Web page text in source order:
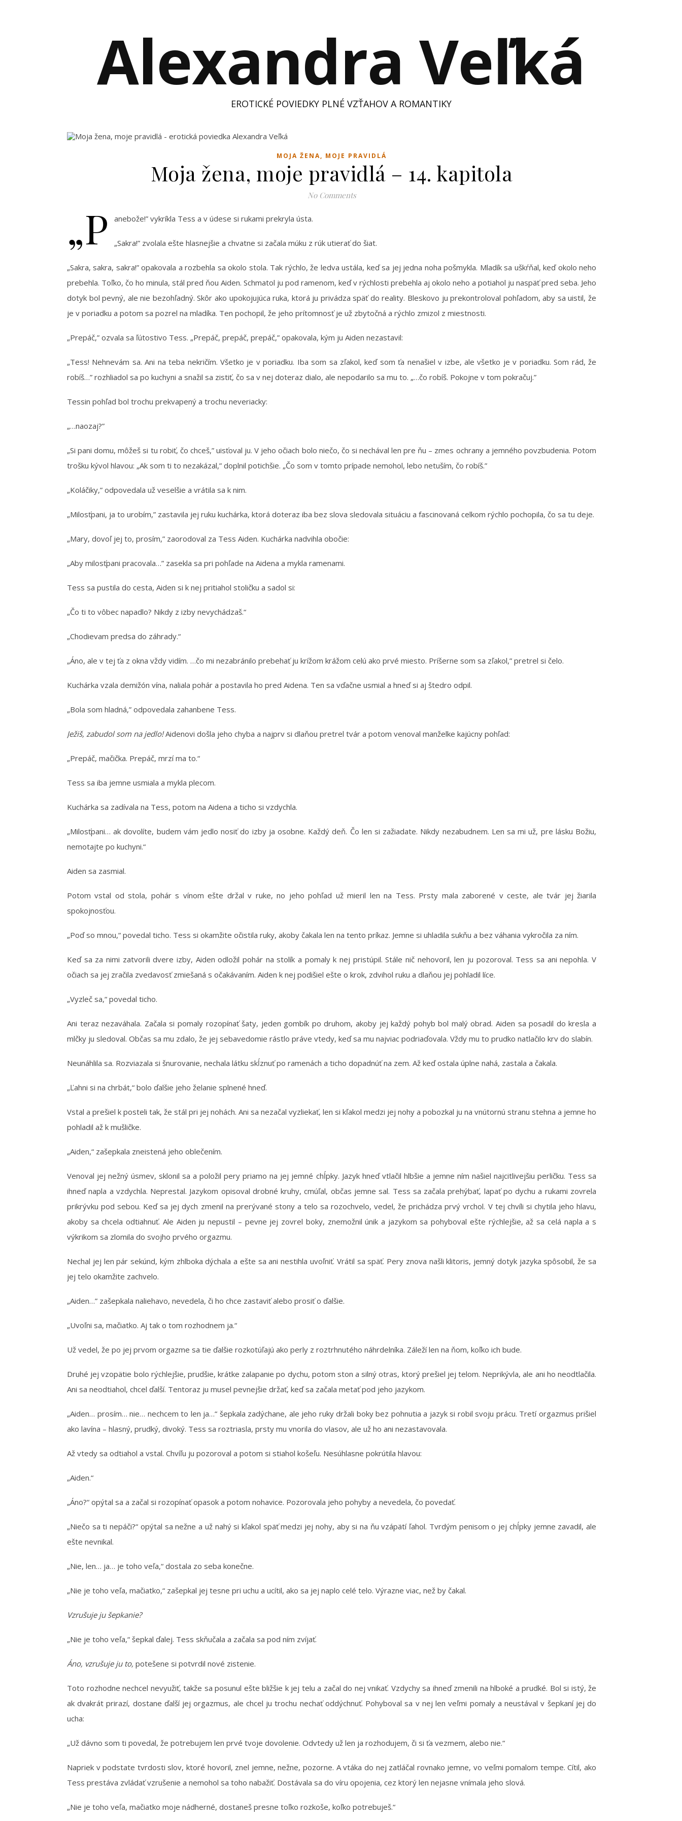
Alexandra Veľká
EROTICKÉ POVIEDKY PLNÉ VZŤAHOV A ROMANTIKY
MOJA ŽENA, MOJE PRAVIDLÁ
Moja žena, moje pravidlá – 14. kapitola
No Comments
„P anebože!” vykríkla Tess a v údese si rukami prekryla ústa.
„Sakra!” zvolala ešte hlasnejšie a chvatne si začala múku z rúk utierať do šiat.
„Sakra, sakra, sakra!” opakovala a rozbehla sa okolo stola. Tak rýchlo, že ledva ustála, keď sa jej jedna noha pošmykla. Mladík sa uškŕňal, keď okolo neho
prebehla. Toľko, čo ho minula, stál pred ňou Aiden. Schmatol ju pod ramenom, keď v rýchlosti prebehla aj okolo neho a potiahol ju naspäť pred seba. Jeho
dotyk bol pevný, ale nie bezohľadný. Skôr ako upokojujúca ruka, ktorá ju privádza späť do reality. Bleskovo ju prekontroloval pohľadom, aby sa uistil, že
je v poriadku a potom sa pozrel na mladíka. Ten pochopil, že jeho prítomnosť je už zbytočná a rýchlo zmizol z miestnosti.
„Prepáč,” ozvala sa ľútostivo Tess. „Prepáč, prepáč, prepáč,” opakovala, kým ju Aiden nezastavil:
„Tess! Nehnevám sa. Ani na teba nekričím. Všetko je v poriadku. Iba som sa zľakol, keď som ťa nenašiel v izbe, ale všetko je v poriadku. Som rád, že
robíš…” rozhliadol sa po kuchyni a snažil sa zistiť, čo sa v nej doteraz dialo, ale nepodarilo sa mu to. „…čo robíš. Pokojne v tom pokračuj.”
Tessin pohľad bol trochu prekvapený a trochu neveriacky:
„…naozaj?”
„Si pani domu, môžeš si tu robiť, čo chceš,” uisťoval ju. V jeho očiach bolo niečo, čo si nechával len pre ňu – zmes ochrany a jemného povzbudenia. Potom
trošku kývol hlavou: „Ak som ti to nezakázal,” doplnil potichšie. „Čo som v tomto prípade nemohol, lebo netuším, čo robíš.”
„Koláčiky,” odpovedala už veselšie a vrátila sa k nim.
„Milosťpani, ja to urobím,” zastavila jej ruku kuchárka, ktorá doteraz iba bez slova sledovala situáciu a fascinovaná celkom rýchlo pochopila, čo sa tu deje.
„Mary, dovoľ jej to, prosím,” zaorodoval za Tess Aiden. Kuchárka nadvihla obočie:
„Aby milosťpani pracovala…” zasekla sa pri pohľade na Aidena a mykla ramenami.
Tess sa pustila do cesta, Aiden si k nej pritiahol stoličku a sadol si:
„Čo ti to vôbec napadlo? Nikdy z izby nevychádzaš.“
„Chodievam predsa do záhrady.“
„Áno, ale v tej ťa z okna vždy vidím. …čo mi nezabránilo prebehať ju krížom krážom celú ako prvé miesto. Príšerne som sa zľakol,” pretrel si čelo.
Kuchárka vzala demižón vína, naliala pohár a postavila ho pred Aidena. Ten sa vďačne usmial a hneď si aj štedro odpil.
„Bola som hladná,” odpovedala zahanbene Tess.
Ježiš, zabudol som na jedlo!Aidenovi došla jeho chyba a najprv si dlaňou pretrel tvár a potom venoval manželke kajúcny pohľad:
„Prepáč, mačička. Prepáč, mrzí ma to.“
Tess sa iba jemne usmiala a mykla plecom.
Kuchárka sa zadívala na Tess, potom na Aidena a ticho si vzdychla.
„Milosťpani… ak dovolíte, budem vám jedlo nosiť do izby ja osobne. Každý deň. Čo len si zažiadate. Nikdy nezabudnem. Len sa mi už, pre lásku Božiu,
nemotajte po kuchyni.“
Aiden sa zasmial.
Potom vstal od stola, pohár s vínom ešte držal v ruke, no jeho pohľad už mieril len na Tess. Prsty mala zaborené v ceste, ale tvár jej žiarila
spokojnosťou.
„Poď so mnou,“ povedal ticho. Tess si okamžite očistila ruky, akoby čakala len na tento príkaz. Jemne si uhladila sukňu a bez váhania vykročila za ním.
Keď sa za nimi zatvorili dvere izby, Aiden odložil pohár na stolík a pomaly k nej pristúpil. Stále nič nehovoril, len ju pozoroval. Tess sa ani nepohla. V
očiach sa jej zračila zvedavosť zmiešaná s očakávaním. Aiden k nej podišiel ešte o krok, zdvihol ruku a dlaňou jej pohladil líce.
„Vyzleč sa,“ povedal ticho.
Ani teraz nezaváhala. Začala si pomaly rozopínať šaty, jeden gombík po druhom, akoby jej každý pohyb bol malý obrad. Aiden sa posadil do kresla a
mlčky ju sledoval. Občas sa mu zdalo, že jej sebavedomie rástlo práve vtedy, keď sa mu najviac podriaďovala. Vždy mu to prudko natlačilo krv do slabín.
Neunáhlila sa. Rozviazala si šnurovanie, nechala látku skĺznuť po ramenách a ticho dopadnúť na zem. Až keď ostala úplne nahá, zastala a čakala.
„Ľahni si na chrbát,“ bolo ďalšie jeho želanie splnené hneď.
Vstal a prešiel k posteli tak, že stál pri jej nohách. Ani sa nezačal vyzliekať, len si kľakol medzi jej nohy a pobozkal ju na vnútornú stranu stehna a jemne ho
pohladil až k mušličke.
„Aiden,“ zašepkala zneistená jeho oblečením.
Venoval jej nežný úsmev, sklonil sa a položil pery priamo na jej jemné chĺpky. Jazyk hneď vtlačil hlbšie a jemne ním našiel najcitlivejšiu perličku. Tess sa
ihneď napla a vzdychla. Neprestal. Jazykom opisoval drobné kruhy, cmúľal, občas jemne sal. Tess sa začala prehýbať, lapať po dychu a rukami zovrela
prikrývku pod sebou. Keď sa jej dych zmenil na prerývané stony a telo sa rozochvelo, vedel, že prichádza prvý vrchol. V tej chvíli si chytila jeho hlavu,
akoby sa chcela odtiahnuť. Ale Aiden ju nepustil – pevne jej zovrel boky, znemožnil únik a jazykom sa pohyboval ešte rýchlejšie, až sa celá napla a s
výkrikom sa zlomila do svojho prvého orgazmu.
Nechal jej len pár sekúnd, kým zhlboka dýchala a ešte sa ani nestihla uvoľniť. Vrátil sa späť. Pery znova našli klitoris, jemný dotyk jazyka spôsobil, že sa
jej telo okamžite zachvelo.
„Aiden…” zašepkala naliehavo, nevedela, či ho chce zastaviť alebo prosiť o ďalšie.
„Uvoľni sa, mačiatko. Aj tak o tom rozhodnem ja.“
Už vedel, že po jej prvom orgazme sa tie ďalšie rozkotúľajú ako perly z roztrhnutého náhrdelníka. Záleží len na ňom, koľko ich bude.
Druhé jej vzopätie bolo rýchlejšie, prudšie, krátke zalapanie po dychu, potom ston a silný otras, ktorý prešiel jej telom. Neprikývla, ale ani ho neodtlačila.
Ani sa neodtiahol, chcel ďalší. Tentoraz ju musel pevnejšie držať, keď sa začala metať pod jeho jazykom.
„Aiden… prosím… nie… nechcem to len ja…“ šepkala zadýchane, ale jeho ruky držali boky bez pohnutia a jazyk si robil svoju prácu. Tretí orgazmus prišiel
ako lavína – hlasný, prudký, divoký. Tess sa roztriasla, prsty mu vnorila do vlasov, ale už ho ani nezastavovala.
Až vtedy sa odtiahol a vstal. Chvíľu ju pozoroval a potom si stiahol košeľu. Nesúhlasne pokrútila hlavou:
„Aiden.“
„Áno?“ opýtal sa a začal si rozopínať opasok a potom nohavice. Pozorovala jeho pohyby a nevedela, čo povedať.
„Niečo sa ti nepáči?“ opýtal sa nežne a už nahý si kľakol späť medzi jej nohy, aby si na ňu vzápätí ľahol. Tvrdým penisom o jej chĺpky jemne zavadil, ale
ešte nevnikal.
„Nie, len… ja… je toho veľa,“ dostala zo seba konečne.
„Nie je toho veľa, mačiatko,“ zašepkal jej tesne pri uchu a ucítil, ako sa jej naplo celé telo. Výrazne viac, než by čakal.
Vzrušuje ju šepkanie?
„Nie je toho veľa,“ šepkal ďalej. Tess skňučala a začala sa pod ním zvíjať.
Áno, vzrušuje ju to, potešene si potvrdil nové zistenie.
Toto rozhodne nechcel nevyužiť, takže sa posunul ešte bližšie k jej telu a začal do nej vnikať. Vzdychy sa ihneď zmenili na hlboké a prudké. Bol si istý, že
ak dvakrát prirazí, dostane ďalší jej orgazmus, ale chcel ju trochu nechať oddýchnuť. Pohyboval sa v nej len veľmi pomaly a neustával v šepkaní jej do
ucha:
„Už dávno som ti povedal, že potrebujem len prvé tvoje dovolenie. Odvtedy už len ja rozhodujem, či si ťa vezmem, alebo nie.“
Napriek v podstate tvrdosti slov, ktoré hovoril, znel jemne, nežne, pozorne. A vtáka do nej zatláčal rovnako jemne, vo veľmi pomalom tempe. Cítil, ako
Tess prestáva zvládať vzrušenie a nemohol sa toho nabažiť. Dostávala sa do víru opojenia, cez ktorý len nejasne vnímala jeho slová.
„Nie je toho veľa, mačiatko moje nádherné, dostaneš presne toľko rozkoše, koľko potrebuješ.“